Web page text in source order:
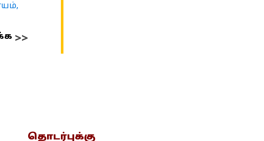
தொடர்புக்கு